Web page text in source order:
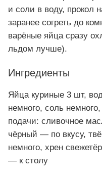
и соли в воду, прокол
заранее согреть до
варёные яйца сразу
льдом лучше).
Ингредиенты
Яйца куриные 3 шт,
немного, соль
подачи: сливочное
чёрный — по вкусу,
немного, хрен
— к столу